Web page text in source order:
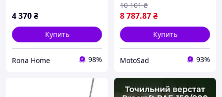
4 370₴
Купить
Rona Home 98%
8 787.87₴
10 101 ₴
Купить
MotoSad 93%